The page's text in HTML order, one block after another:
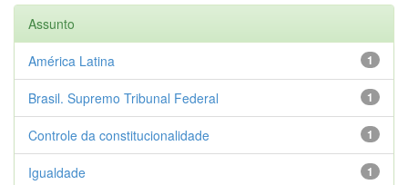
Assunto
1
América Latina
1
Brasil. Supremo Tribunal Federal
1
Controle da constitucionalidade
1
Igualdade